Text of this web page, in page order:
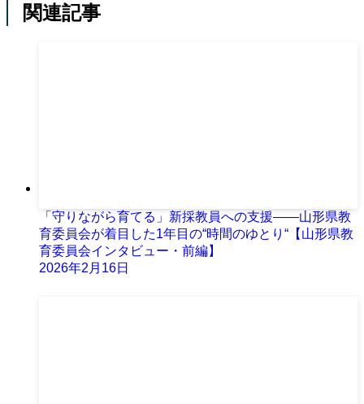
関連記事
「守りながら育てる」新採教員への支援――山形県教
育委員会が着目した1年目の“時間のゆとり“【山形県教
育委員会インタビュー・前編】
2026年2月16日